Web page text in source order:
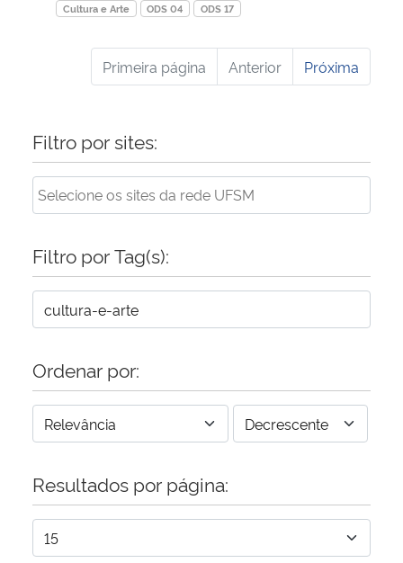
Cultura e Arte
ODS 04 ODS 17
Primeira página Anterior Próxima
Filtro por sites:
Filtro por Tag(s):
Ordenar por:
Resultados por página: